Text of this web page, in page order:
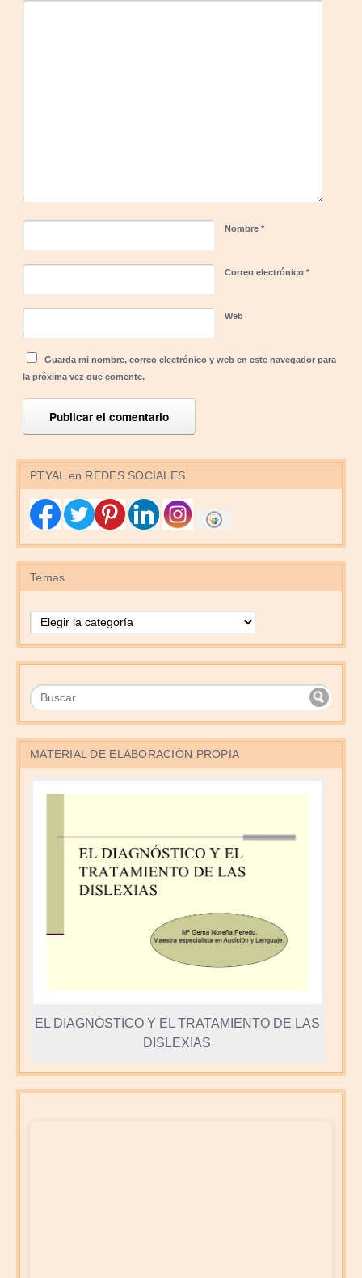
Nombre*
Correo electrónico*
Web
Guarda mi nombre, correo electrónico y web en este navegador para
la próxima vez que comente.
PTYAL en REDES SOCIALES
Temas
MATERIAL DE ELABORACIÓN PROPIA
EL DIAGNÓSTICO Y EL TRATAMIENTO DE LAS
DISLEXIAS